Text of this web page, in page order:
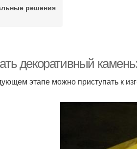
решения
декоративный
этапе можно приступать к